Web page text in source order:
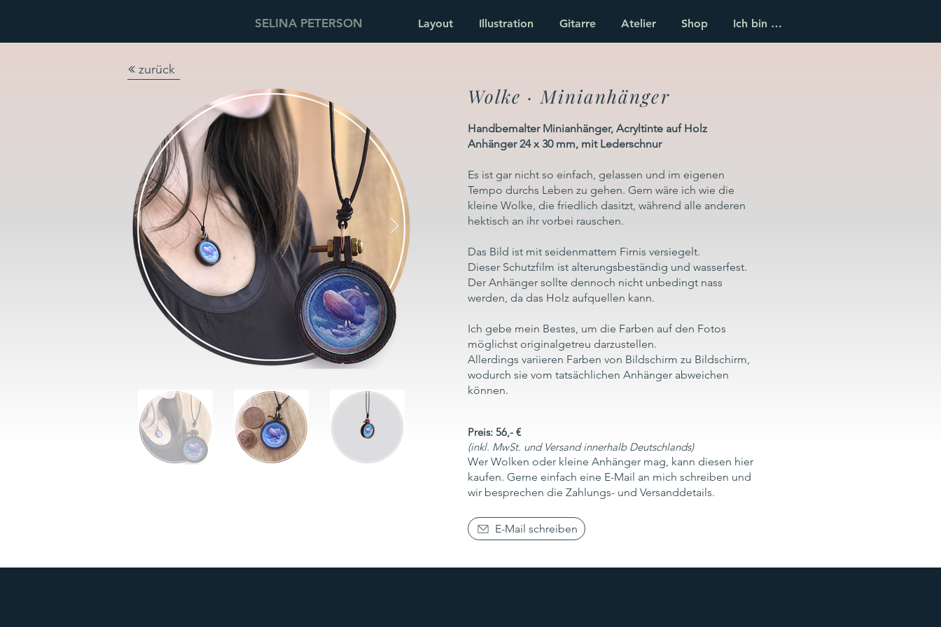
SELINA PETERSON Layout Illustration Gitarre Atelier Shop Ich bin …
zurück
Wolke · Minianhänger
Handbemalter Minianhänger, Acryltinte auf Holz
Anhänger 24 x 30 mm, mit Lederschnur
Es ist gar nicht so einfach, gelassen und im eigenen
Tempo durchs Leben zu gehen. Gern wäre ich wie die
kleine Wolke, die friedlich dasitzt, während alle anderen
hektisch an ihr vorbei rauschen.
Das Bild ist mit seidenmattem Firnis versiegelt.
Dieser Schutzfilm ist alterungsbeständig und wasserfest.
Der Anhänger sollte dennoch nicht unbedingt nass
werden, da das Holz aufquellen kann.
Ich gebe mein Bestes, um die Farben auf den Fotos
möglichst originalgetreu darzustellen.
Allerdings variieren Farben von Bildschirm zu Bildschirm,
wodurch sie vom tatsächlichen Anhänger abweichen
können.
Preis: 56,- €
(inkl. MwSt. und Versand innerhalb Deutschlands)
Wer Wolken oder kleine Anhänger mag, kann diesen hier
kaufen. Gerne einfach eine E-Mail an mich schreiben und
wir besprechen die Zahlungs- und Versanddetails.
E-Mail schreiben